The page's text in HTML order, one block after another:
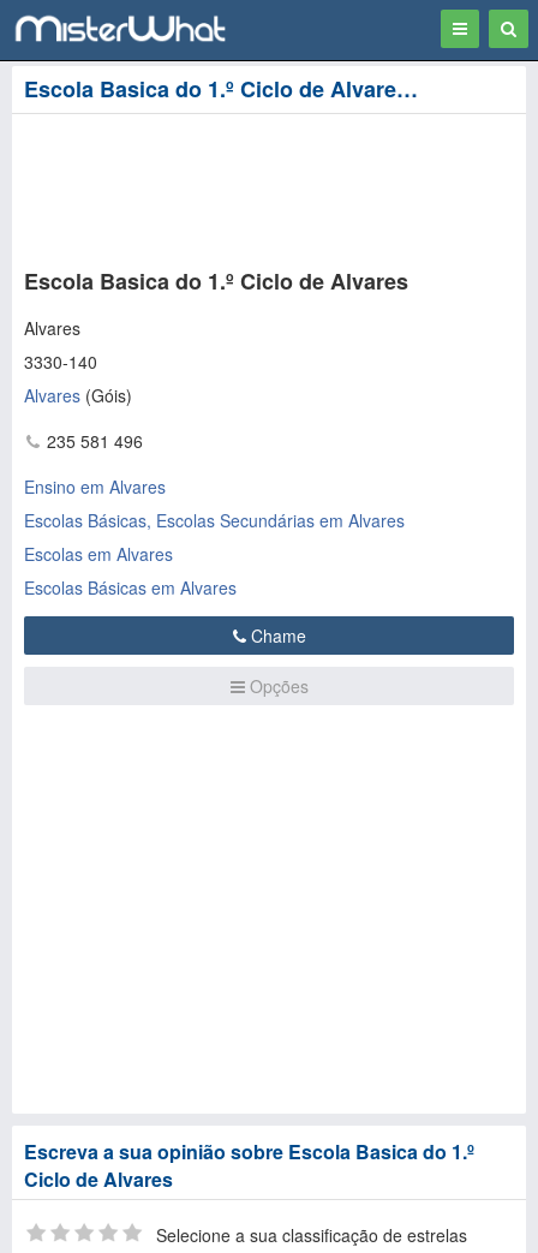
Toggle
navigation
Escola Basica do 1.º Ciclo de Alvares em Alvares
Escola Basica do 1.º Ciclo de Alvares
Alvares
3330-140
Alvares (Góis)
235 581 496
Ensino em Alvares
Escolas Básicas, Escolas Secundárias em Alvares
Escolas em Alvares
Escolas Básicas em Alvares
Chame
Opções
Escreva a sua opinião sobre Escola Basica do 1.º
Ciclo de Alvares
Selecione a sua classificação de estrelas